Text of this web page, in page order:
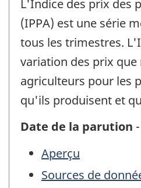
L'Indice des prix des
(IPPA) est une série
tous les trimestres.
variation des prix que
agriculteurs pour les
qu'ils produisent et
Date de la parution
Aperçu
Sources de